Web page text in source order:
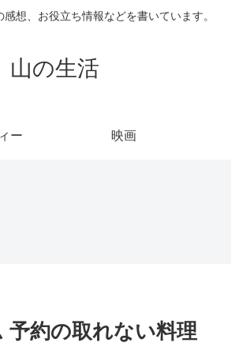
想、お役立ち情報などを書いています。
山の生活
ー 映画
予約の取れない料理